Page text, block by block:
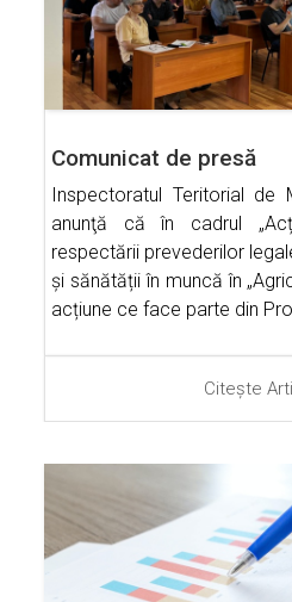
Comunicat de presă
Inspectoratul Teritorial de
anunţă că în cadrul
respectării prevederilor
și sănătății în muncă în
acțiune ce face parte din
Citește